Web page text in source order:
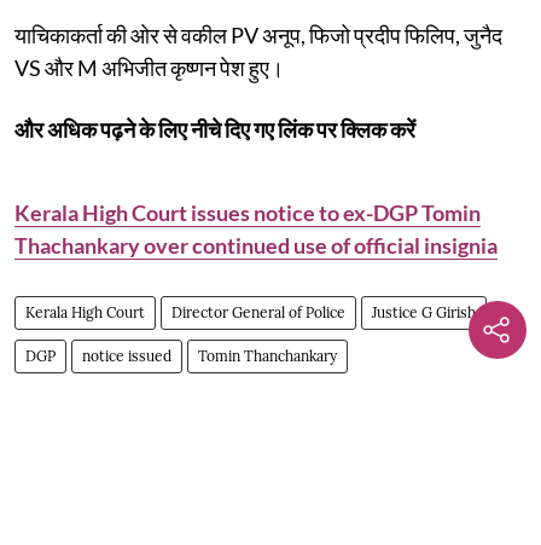
याचिकाकर्ता की ओर से वकील PV अनूप, फिजो प्रदीप फिलिप, जुनैद
VS और M अभिजीत कृष्णन पेश हुए।
और अधिक पढ़ने के लिए नीचे दिए गए लिंक पर क्लिक करें
Kerala High Court issues notice to ex-DGP Tomin
Thachankary over continued use of official insignia
Kerala High Court Director General of Police Justice G Girish
DGP notice issued Tomin Thanchankary